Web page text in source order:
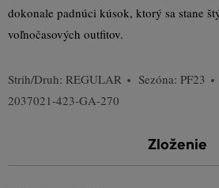
dokonale padnúci kúsok, ktorý sa stane
voľnočasových outfitov.
Strih/Druh: REGULAR Sezóna: PF23
2037021-423-GA-270
Zloženie